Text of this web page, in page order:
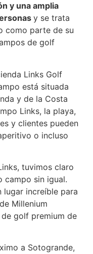
y una amplia
y se trata
como parte de su
de golf
Links Golf
está situada
y de la Costa
Links, la playa,
y clientes pueden
o incluso
tuvimos claro
campo sin igual.
lugar increíble para
Millenium
golf premium de
a Sotogrande,